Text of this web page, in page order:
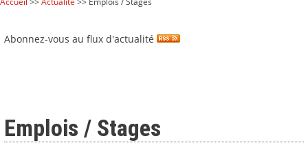
Abonnez-vous au flux d'actualité
Emplois / Stages